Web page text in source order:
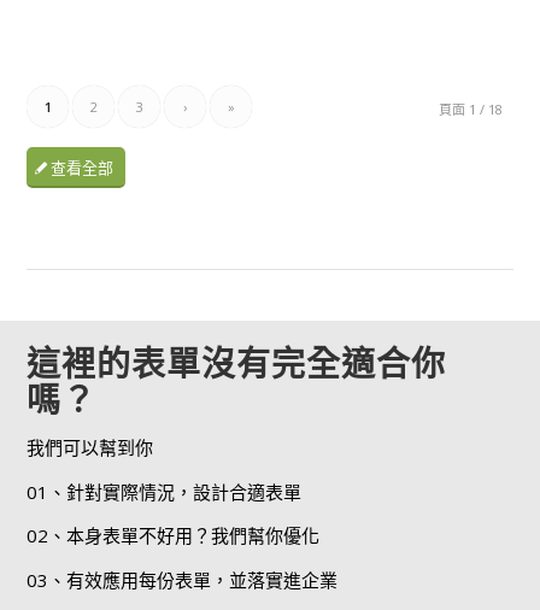
頁面 1 / 18
1 2 3 › »
查看全部
這裡的表單沒有完全適合你
嗎？
我們可以幫到你
01、針對實際情況，設計合適表單
02、本身表單不好用？我們幫你優化
03、有效應用每份表單，並落實進企業